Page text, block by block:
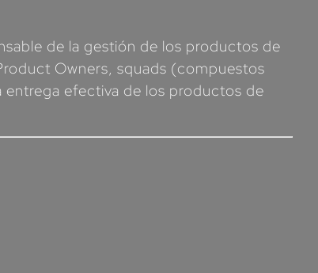
de la gestión de los productos de
Owners, squads (compuestos
efectiva de los productos de